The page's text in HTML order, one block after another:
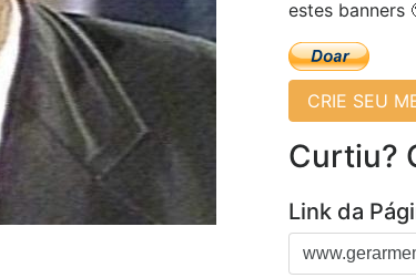
estes banners
CRIE SEU
Curtiu?
Link da